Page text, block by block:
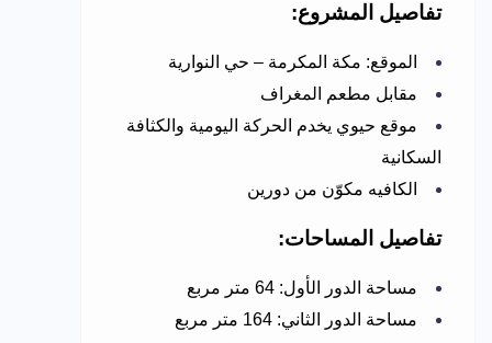
تفاصيل المشروع:
الموقع: مكة المكرمة – حي النوارية
مقابل مطعم المغراف
موقع حيوي يخدم الحركة اليومية والكثافة
السكانية
الكافيه مكوّن من دورين
تفاصيل المساحات:
مساحة الدور الأول: 64 متر مربع
مساحة الدور الثاني: 164 متر مربع